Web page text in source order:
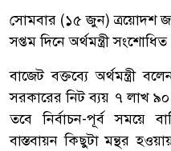
সোমবার (১৫ জুন) ত্রয়োদশ
সপ্তম দিনে অর্থমন্ত্রী
বাজেট বক্তব্যে অর্থমন্ত্রী
সরকারের নিট ব্যয় ৭ লাখ
তবে নির্বাচন-পূর্ব সময়ে
বাস্তবায়ন কিছুটা মন্থর